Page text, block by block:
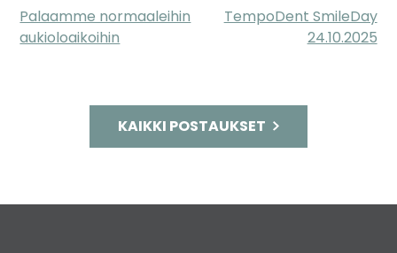
Artikkelien
Palaamme normaaleihin
aukioloaikoihin
TempoDent SmileDay
24.10.2025
KAIKKI POSTAUKSET